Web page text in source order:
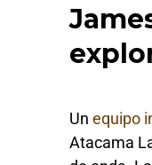
Unequipo
Atacama